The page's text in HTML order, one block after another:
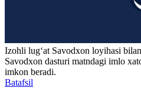
Izohli lugʻat Savodxon loyihasi
Savodxon dasturi matndagi imlo
imkon beradi.
Batafsil